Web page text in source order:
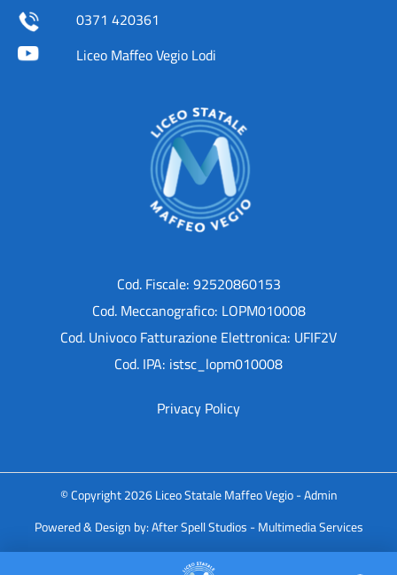
0371 420361
Liceo Maffeo Vegio Lodi
Cod. Fiscale: 92520860153
Cod. Meccanografico: LOPM010008
Cod. Univoco Fatturazione Elettronica: UFIF2V
Cod. IPA: istsc_lopm010008
Privacy Policy
© Copyright 2026 Liceo Statale Maffeo Vegio -Admin
Powered & Design by:After Spell Studios - Multimedia Services